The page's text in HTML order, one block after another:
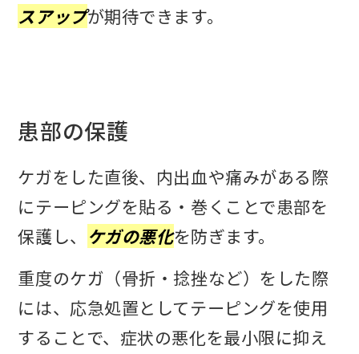
スアップが期待できます。
患部の保護
ケガをした直後、内出血や痛みがある際
にテーピングを貼る・巻くことで患部を
保護し、 ケガの悪化を防ぎます。
重度のケガ（骨折・捻挫など）をした際
には、応急処置としてテーピングを使用
することで、症状の悪化を最小限に抑え